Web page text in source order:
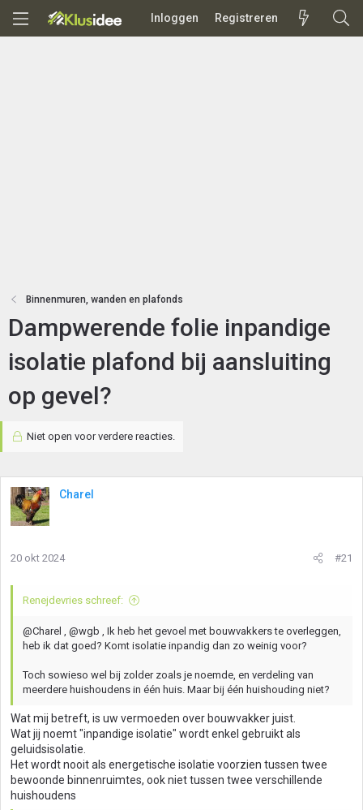
Inloggen Registreren
Binnenmuren, wanden en plafonds
Dampwerende folie inpandige
isolatie plafond bij aansluiting
op gevel?
Niet open voor verdere reacties.
Charel
20 okt 2024 #21
Renejdevries schreef:
@Charel , @wgb , Ik heb het gevoel met bouwvakkers te overleggen,
heb ik dat goed? Komt isolatie inpandig dan zo weinig voor?
Toch sowieso wel bij zolder zoals je noemde, en verdeling van
meerdere huishoudens in één huis. Maar bij één huishouding niet?
Wat mij betreft, is uw vermoeden over bouwvakker juist.
Wat jij noemt "inpandige isolatie" wordt enkel gebruikt als
geluidsisolatie.
Het wordt nooit als energetische isolatie voorzien tussen twee
bewoonde binnenruimtes, ook niet tussen twee verschillende
huishoudens